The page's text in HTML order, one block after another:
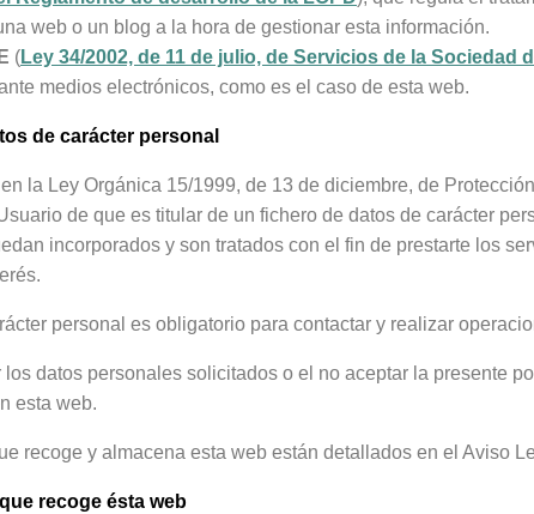
web o un blog a la hora de gestionar esta información.
(Ley 34/2002, de 11 de julio, de Servicios de la
medios electrónicos, como es el caso de esta web.
de carácter personal
la Ley Orgánica 15/1999, de 13 de diciembre, de
de que es titular de un fichero de datos de carácter
incorporados y son tratados con el fin de prestarte los
personal es obligatorio para contactar y realizar
datos personales solicitados o el no aceptar la presente
esta web.
recoge y almacena esta web están detallados en el Aviso
recoge ésta web